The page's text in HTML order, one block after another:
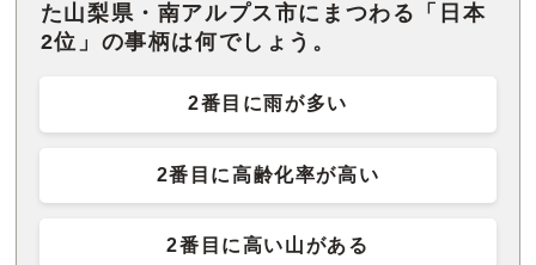
た山梨県・南アルプス市にまつわる「日本
2位」の事柄は何でしょう。
2番目に雨が多い
2番目に高齢化率が高い
2番目に高い山がある